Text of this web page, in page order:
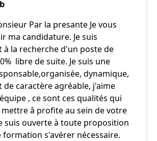
Par la presante Je vous
ma candidature. Je suis
à la recherche d'un poste de
libre de suite. Je suis une
dynamique,
de caractère agréable, j'aime
, ce sont ces qualités qui
â profite au sein de votre
suis ouverte à toute proposition
formation s'avérer nécessaire.